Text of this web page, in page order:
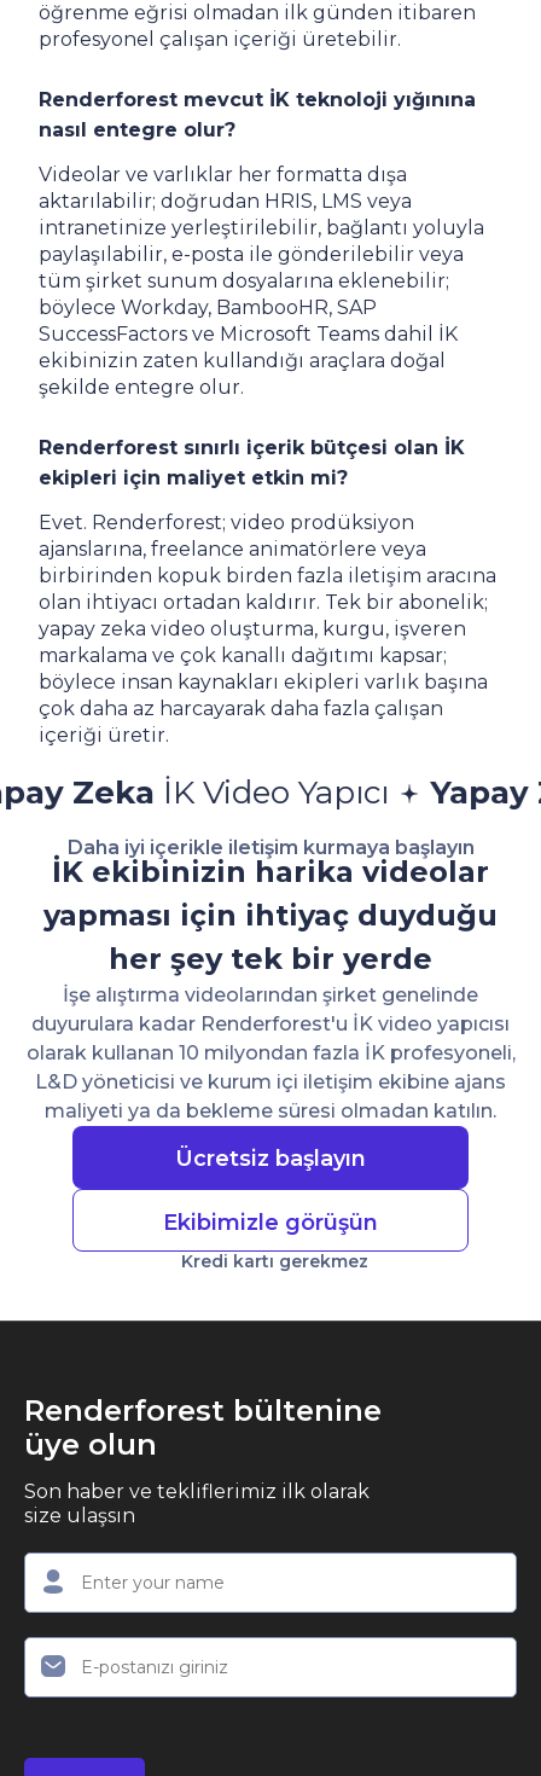
öğrenme eğrisi olmadan ilk günden itibaren
profesyonel çalışan içeriği üretebilir.
Renderforest mevcut İK teknoloji yığınına
nasıl entegre olur?
Videolar ve varlıklar her formatta dışa
aktarılabilir; doğrudan HRIS, LMS veya
intranetinize yerleştirilebilir, bağlantı yoluyla
paylaşılabilir, e-posta ile gönderilebilir veya
tüm şirket sunum dosyalarına eklenebilir;
böylece Workday, BambooHR, SAP
SuccessFactors ve Microsoft Teams dahil İK
ekibinizin zaten kullandığı araçlara doğal
şekilde entegre olur.
Renderforest sınırlı içerik bütçesi olan İK
ekipleri için maliyet etkin mi?
Evet. Renderforest; video prodüksiyon
ajanslarına, freelance animatörlere veya
birbirinden kopuk birden fazla iletişim aracına
olan ihtiyacı ortadan kaldırır. Tek bir abonelik;
yapay zeka video oluşturma, kurgu, işveren
markalama ve çok kanallı dağıtımı kapsar;
böylece insan kaynakları ekipleri varlık başına
çok daha az harcayarak daha fazla çalışan
içeriği üretir.
İK Video Yapıcı Yapay ZekaİK
Daha iyi içerikle iletişim kurmaya başlayın
İK ekibinizin harika videolar
yapması için ihtiyaç duyduğu
her şey tek bir yerde
İşe alıştırma videolarından şirket genelinde
duyurulara kadar Renderforest'u İK video yapıcısı
olarak kullanan 10 milyondan fazla İK profesyoneli,
L&D yöneticisi ve kurum içi iletişim ekibine ajans
maliyeti ya da bekleme süresi olmadan katılın.
Ücretsiz başlayın
Ekibimizle görüşün
Kredi kartı gerekmez
Renderforest bültenine
üye olun
Son haber ve tekliflerimiz ilk olarak
size ulaşsın